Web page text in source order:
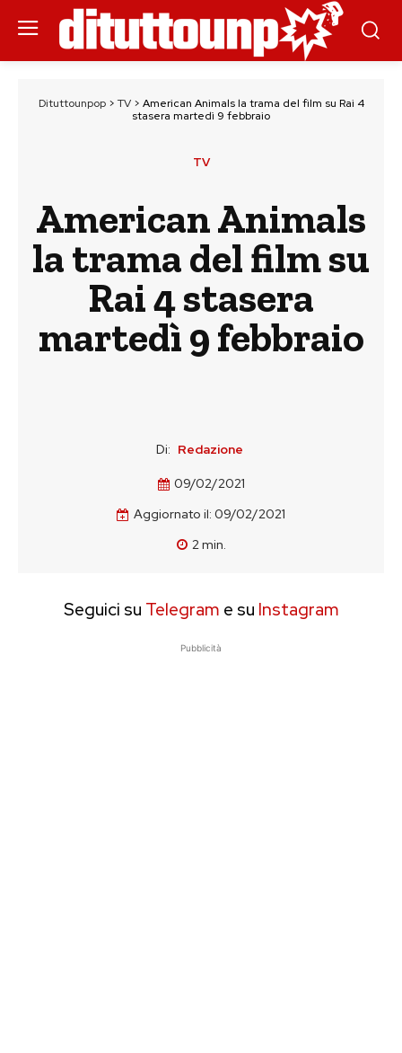
Dituttounpop> TV> American Animals la trama del film su Rai 4
stasera martedì 9 febbraio
TV
American Animals
la trama del film su
Rai 4 stasera
martedì 9 febbraio
Di: Redazione
09/02/2021
Aggiornato il: 09/02/2021
2min.
Seguici su Telegram e su Instagram
Pubblicità